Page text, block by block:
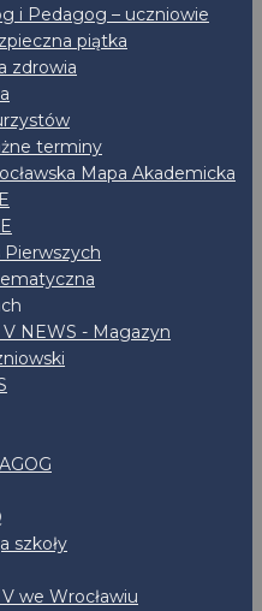
i Pedagog – uczniowie
piątka
zdrowia
terminy
Mapa Akademicka
Pierwszych
V NEWS - Magazyn
szkoły
we Wrocławiu